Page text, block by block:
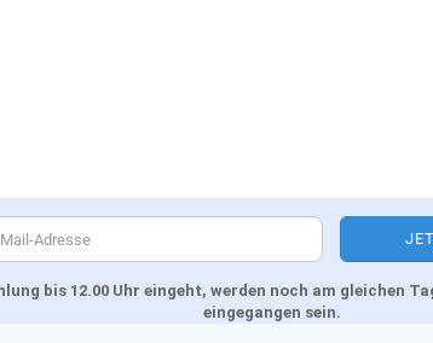
bis 12.00 Uhr eingeht, werden noch am gleichen
eingegangen sein.